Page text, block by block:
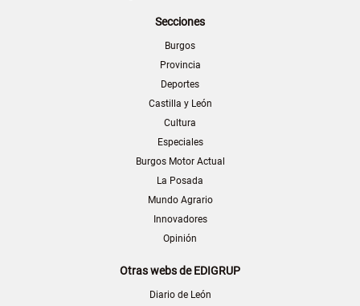
Secciones
Burgos
Provincia
Deportes
Castilla y León
Cultura
Especiales
Burgos Motor Actual
La Posada
Mundo Agrario
Innovadores
Opinión
Otras webs de EDIGRUP
Diario de León